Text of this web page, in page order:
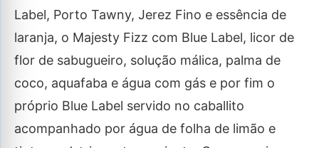
Label, Porto Tawny, Jerez Fino e essência de
laranja, o Majesty Fizz com Blue Label, licor de
flor de sabugueiro, solução málica, palma de
coco, aquafaba e água com gás e por fim o
próprio Blue Label servido no caballito
acompanhado por água de folha de limão e